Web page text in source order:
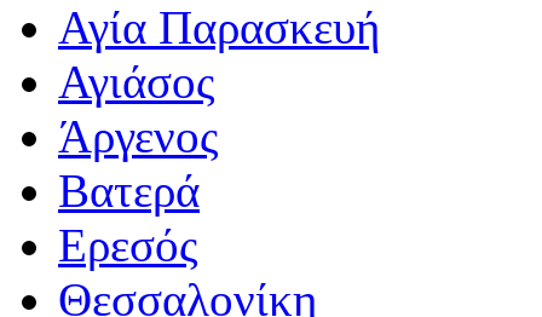
Αγία Παρασκευή
Αγιάσος
Άργενος
Βατερά
Ερεσός
Θεσσαλονίκη